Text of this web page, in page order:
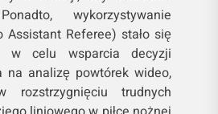
wykorzystywanie
Assistant Referee) stało się
w celu wsparcia decyzji
na analizę powtórek wideo,
trudnych